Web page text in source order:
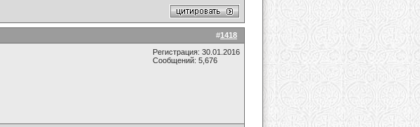
#1418
Регистрация: 30.01.2016
Сообщений: 5,676